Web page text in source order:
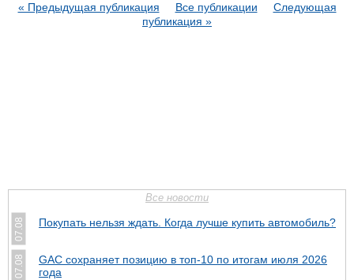
« Предыдущая публикация Все публикации
Следующая
публикация »
Все новости
07.08 Покупать нельзя ждать. Когда лучше купить автомобиль?
07.08
GAC сохраняет позицию в топ-10 по итогам июля 2026
года